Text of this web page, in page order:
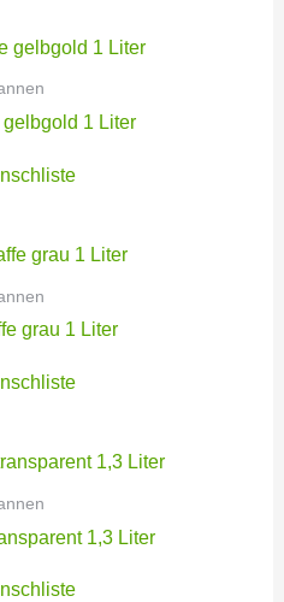
1 Liter
grau 1 Liter
1,3 Liter